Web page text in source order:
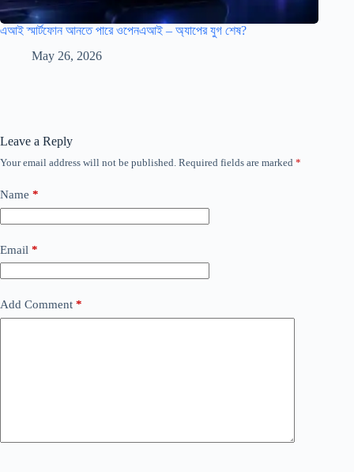
এআই স্মার্টফোন আনতে পারে ওপেনএআই – অ্যাপের যুগ শেষ?
May 26, 2026
Leave a Reply
Your email address will not be published. Required fields are marked *
Name *
Email *
Add Comment *